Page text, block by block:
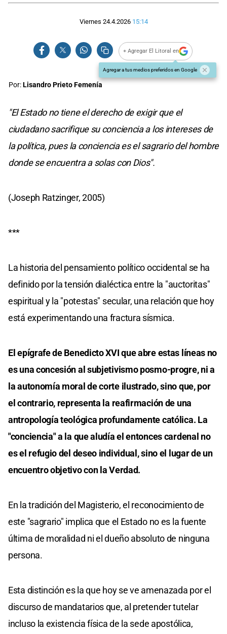
Viernes 24.4.2026 15:14
+ Agregar El Litoral en
Agregar a tus medios preferidos en Google
Por:Lisandro Prieto Femenía
"El Estado no tiene el derecho de exigir que el
ciudadano sacrifique su conciencia a los intereses de
la política, pues la conciencia es el sagrario del hombre
donde se encuentra a solas con Dios".
(Joseph Ratzinger, 2005)
***
La historia del pensamiento político occidental se ha
definido por la tensión dialéctica entre la "auctoritas"
espiritual y la "potestas" secular, una relación que hoy
está experimentando una fractura sísmica.
El epígrafe de Benedicto XVI que abre estas líneas no
es una concesión al subjetivismo posmo-progre, ni a
la autonomía moral de corte ilustrado, sino que, por
el contrario, representa la reafirmación de una
antropología teológica profundamente católica. La
"conciencia" a la que aludía el entonces cardenal no
es el refugio del deseo individual, sino el lugar de un
encuentro objetivo con la Verdad.
En la tradición del Magisterio, el reconocimiento de
este "sagrario" implica que el Estado no es la fuente
última de moralidad ni el dueño absoluto de ninguna
persona.
Esta distinción es la que hoy se ve amenazada por el
discurso de mandatarios que, al pretender tutelar
incluso la existencia física de la sede apostólica,